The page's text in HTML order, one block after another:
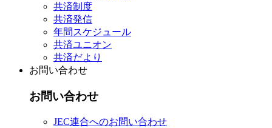
共済制度
共済発信
年間スケジュール
共済ユニオン
共済だより
お問い合わせ
お問い合わせ
JEC連合へのお問い合わせ